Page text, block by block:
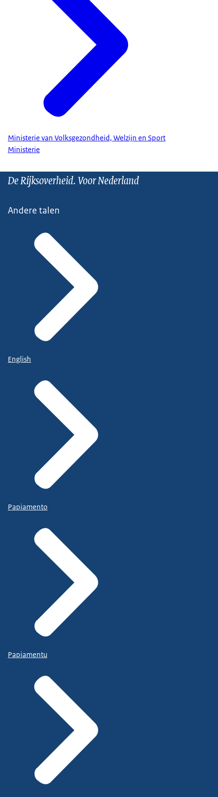
Ministerie van Volksgezondheid, Welzijn en Sport
Ministerie
De Rijksoverheid. Voor Nederland
Andere talen
English
Papiamento
Papiamentu